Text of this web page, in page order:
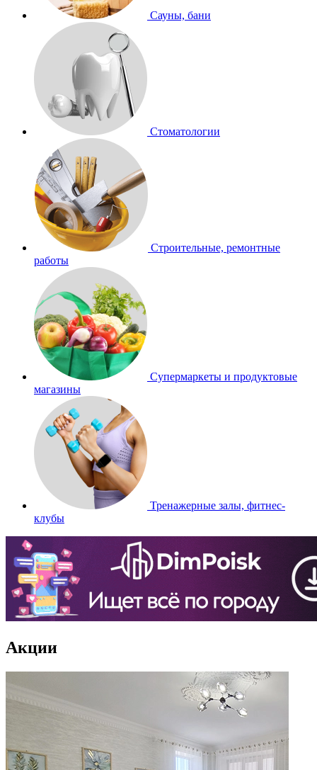
Сауны, бани
Стоматологии
Строительные, ремонтные
работы
Супермаркеты и продуктовые
магазины
Тренажерные залы, фитнес-
клубы
Акции